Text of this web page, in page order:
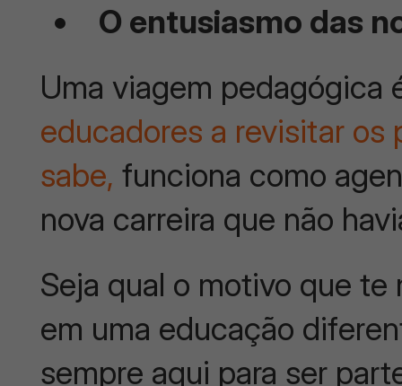
O entusiasmo das
Uma viagem pedagógica
educadores a revisitar os
sabe, funciona como
nova carreira que não
Seja qual o motivo que
em uma educação
sempre aqui para ser